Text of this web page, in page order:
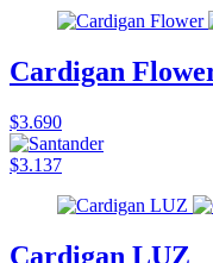
Cardigan
$3.690
$3.137
Cardigan LUZ